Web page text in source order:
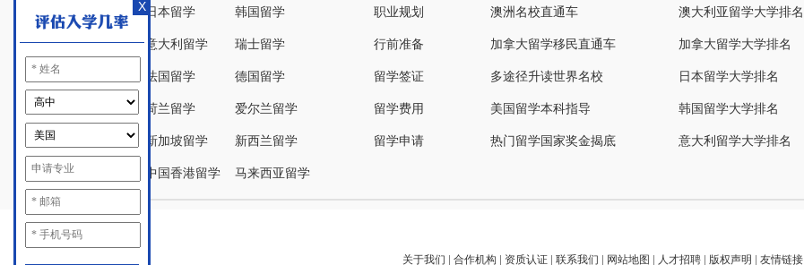
X日本留学 韩国留学
意大利留学 瑞士留学
法国留学 德国留学
荷兰留学 爱尔兰留学
新加坡留学 新西兰留学
中国香港留学 马来西亚留学
职业规划
行前准备
留学签证
留学费用
留学申请
澳洲名校直通车
加拿大留学移民直通车
多途径升读世界名校
美国留学本科指导
热门留学国家奖金揭底
澳大利亚留学大学排名
加拿大留学大学排名
日本留学大学排名
韩国留学大学排名
意大利留学大学排名
关于我们 | 合作机构 | 资质认证| 联系我们 | 网站地图 | 人才招聘| 版权声明 | 友情链接